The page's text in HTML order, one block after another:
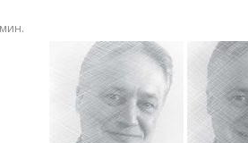
мин.